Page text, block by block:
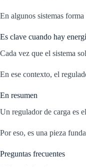
En algunos sistemas
Es clave cuando hay
Cada vez que el sistema
En ese contexto, el
En resumen
Un regulador de carga es
Por eso, es una pieza
Preguntas frecuentes